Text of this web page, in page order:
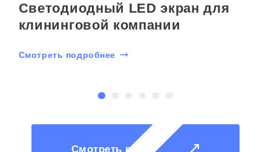
Светодиодный LED экран для
клининговой компании
Смотреть подробнее
Смотреть все